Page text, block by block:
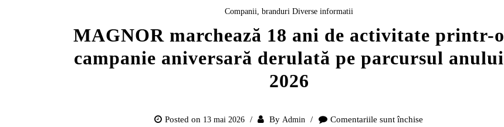
Companii, branduri Diverse informatii
MAGNOR marchează 18 ani de activitate printr-o
campanie aniversară derulată pe parcursul anului
2026
Posted on 13 mai 2026 By Admin Comentariile sunt închise